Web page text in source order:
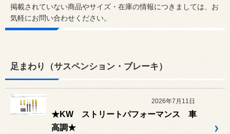
掲載されていない商品やサイズ・在庫の情報につきましては、お
気軽にお問い合わせください。
足まわり（サスペンション・ブレーキ）
2026年7月11日
★KW ストリートパフォーマンス 車
高調★